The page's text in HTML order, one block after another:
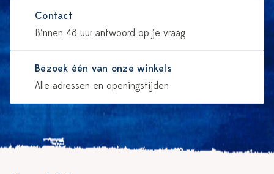
Contact
Binnen 48 uur antwoord op je vraag
Bezoek één van onze winkels
Alle adressen en openingstijden